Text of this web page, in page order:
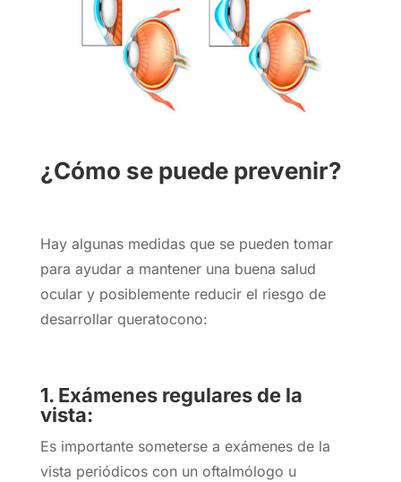
¿Cómo se puede prevenir?
Hay algunas medidas que se pueden tomar
para ayudar a mantener una buena salud
ocular y posiblemente reducir el riesgo de
desarrollar queratocono:
1. Exámenes regulares de la
vista:
Es importante someterse a exámenes de la
vista periódicos con un oftalmólogo u